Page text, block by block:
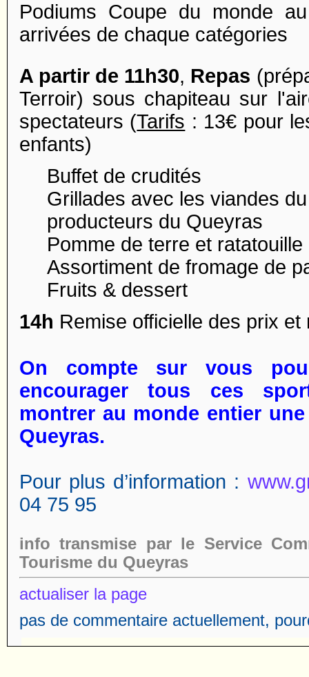
Podiums Coupe du monde
arrivées de chaque catégories
A partir de 11h30, Repas
Terroir) sous chapiteau sur
spectateurs (Tarifs : 13€ pour
enfants)
Buffet de crudités
Grillades avec les viandes
producteurs du Queyras
Pomme de terre et ratatouille
Assortiment de fromage de
Fruits & dessert
14h Remise officielle des prix
On compte sur vous
encourager tous ces
montrer au monde entier
Queyras.
Pour plus d’information :
04 75 95
info transmise par le Service
Tourisme du Queyras
actualiser la page
pas de commentaire actuellement,